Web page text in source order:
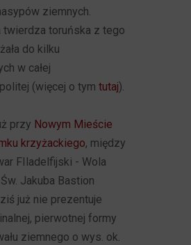
ziemnych.
twierdza toruńska z tego
do kilku
w całej
(więcej o tymtutaj).
przy Nowym Mieście
krzyżackiego, między
FIladelfijski - Wola
Jakuba Bastion
już nie prezentuje
pierwotnej formy
ziemnego o wys. ok.